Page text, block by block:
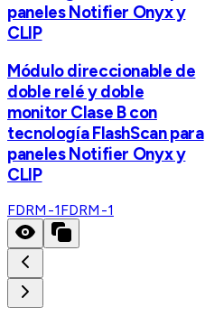
paneles Notifier Onyx y
CLIP
Módulo direccionable de
doble relé y doble
monitor Clase B con
tecnología FlashScan para
paneles Notifier Onyx y
CLIP
FDRM-1FDRM-1